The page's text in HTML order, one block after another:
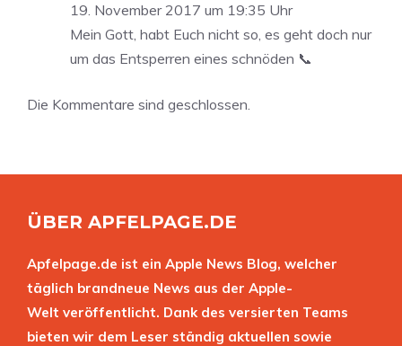
19. November 2017 um 19:35 Uhr
Mein Gott, habt Euch nicht so, es geht doch nur
um das Entsperren eines schnöden 📞
Die Kommentare sind geschlossen.
ÜBER APFELPAGE.DE
Apfelpage.de ist ein Apple News Blog, welcher
täglich brandneue News aus der Apple-
Welt veröffentlicht. Dank des versierten Teams
bieten wir dem Leser ständig aktuellen sowie